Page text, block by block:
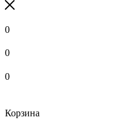
0
0
0
Корзина